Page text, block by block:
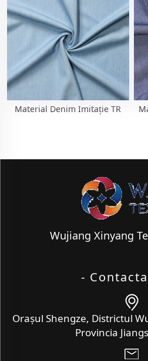
Material Denim Imitație TR
Wujiang Xinyang
-
Orașul Shengze, Districtul
Provincia